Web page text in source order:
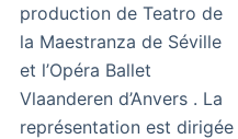
production de Teatro de
la Maestranza de Séville
et l’Opéra Ballet
Vlaanderen d’Anvers . La
représentation est dirigée